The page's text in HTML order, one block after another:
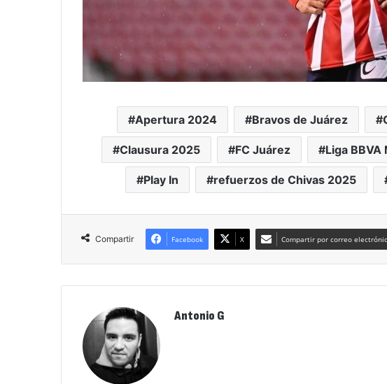
Apertura 2024 Bravos de Juárez
Clausura 2025 FC Juárez Liga BBVA
Play In refuerzos de Chivas 2025
Compartir Facebook X Compartir por correo
Antonio G